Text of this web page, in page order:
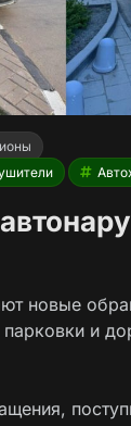
новые
и